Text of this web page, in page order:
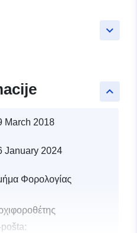
keyboard_arrow_down
keyboard_arrow_up
March 2018
January 2024
Φορολογίας
pošta: